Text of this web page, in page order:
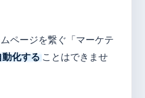
ページを繋ぐ「マーケテ
動化する ことはできませ